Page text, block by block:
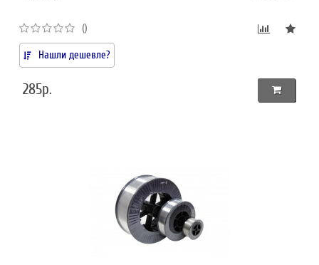
()
Нашли дешевле?
285р.